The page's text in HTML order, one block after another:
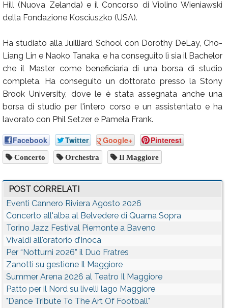
Hill (Nuova Zelanda) e il Concorso di Violino Wieniawski
della Fondazione Kosciuszko (USA).
Ha studiato alla Juilliard School con Dorothy DeLay, Cho-
Liang Lin e Naoko Tanaka, e ha conseguito lì sia il Bachelor
che il Master come beneficiaria di una borsa di studio
completa. Ha conseguito un dottorato presso la Stony
Brook University, dove le è stata assegnata anche una
borsa di studio per l'intero corso e un assistentato e ha
lavorato con Phil Setzer e Pamela Frank.
Facebook Twitter Google+ Pinterest
Concerto Orchestra Il Maggiore
POST CORRELATI
Eventi Cannero Riviera Agosto 2026
Concerto all'alba al Belvedere di Quarna Sopra
Torino Jazz Festival Piemonte a Baveno
Vivaldi all'oratorio d’Inoca
Per “Notturni 2026” il Duo Fratres
Zanotti su gestione Il Maggiore
Summer Arena 2026 al Teatro Il Maggiore
Patto per il Nord su livelli lago Maggiore
"Dance Tribute To The Art Of Football"